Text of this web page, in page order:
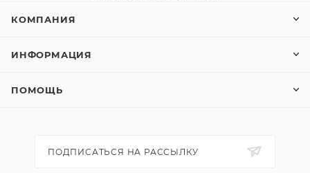
КОМПАНИЯ
ИНФОРМАЦИЯ
ПОМОЩЬ
ПОДПИСАТЬСЯ НА РАССЫЛКУ